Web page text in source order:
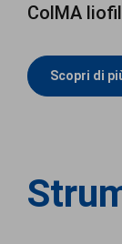
ColMA
Scopri di